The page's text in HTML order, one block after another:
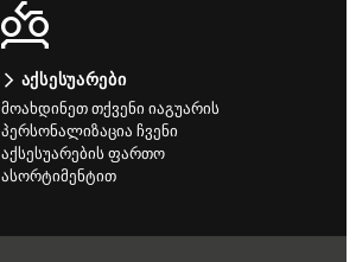
ᲐᲥᲡᲔᲡᲣᲐᲠᲔᲑᲘ
მოახდინეთ თქვენი იაგუარის
პერსონალიზაცია ჩვენი
აქსესუარების ფართო
ასორტიმენტით